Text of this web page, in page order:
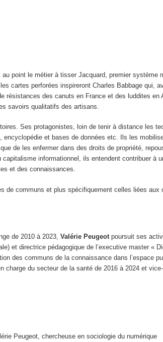
point le métier à tisser Jacquard, premier système
cartes perforées inspireront Charles Babbage qui,
des canuts en France et des luddites en
savoirs qualitatifs des artisans.
Ses protagonistes, loin de tenir à distance les
et bases de données etc. Ils les
de les enfermer dans des droits de propriété,
informationnel, ils entendent contribuer à
et des connaissances.
communs et plus spécifiquement celles liées aux
de 2010 à 2023,Valérie Peugeotpoursuit ses
et directrice pédagogique de l’executive master «
des communs de la connaissance dans l’espace
du secteur de la santé de 2016 à 2024 et
Peugeot, chercheuse en sociologie du numérique